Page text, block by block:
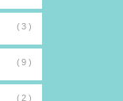
(3)
(9)
(2)